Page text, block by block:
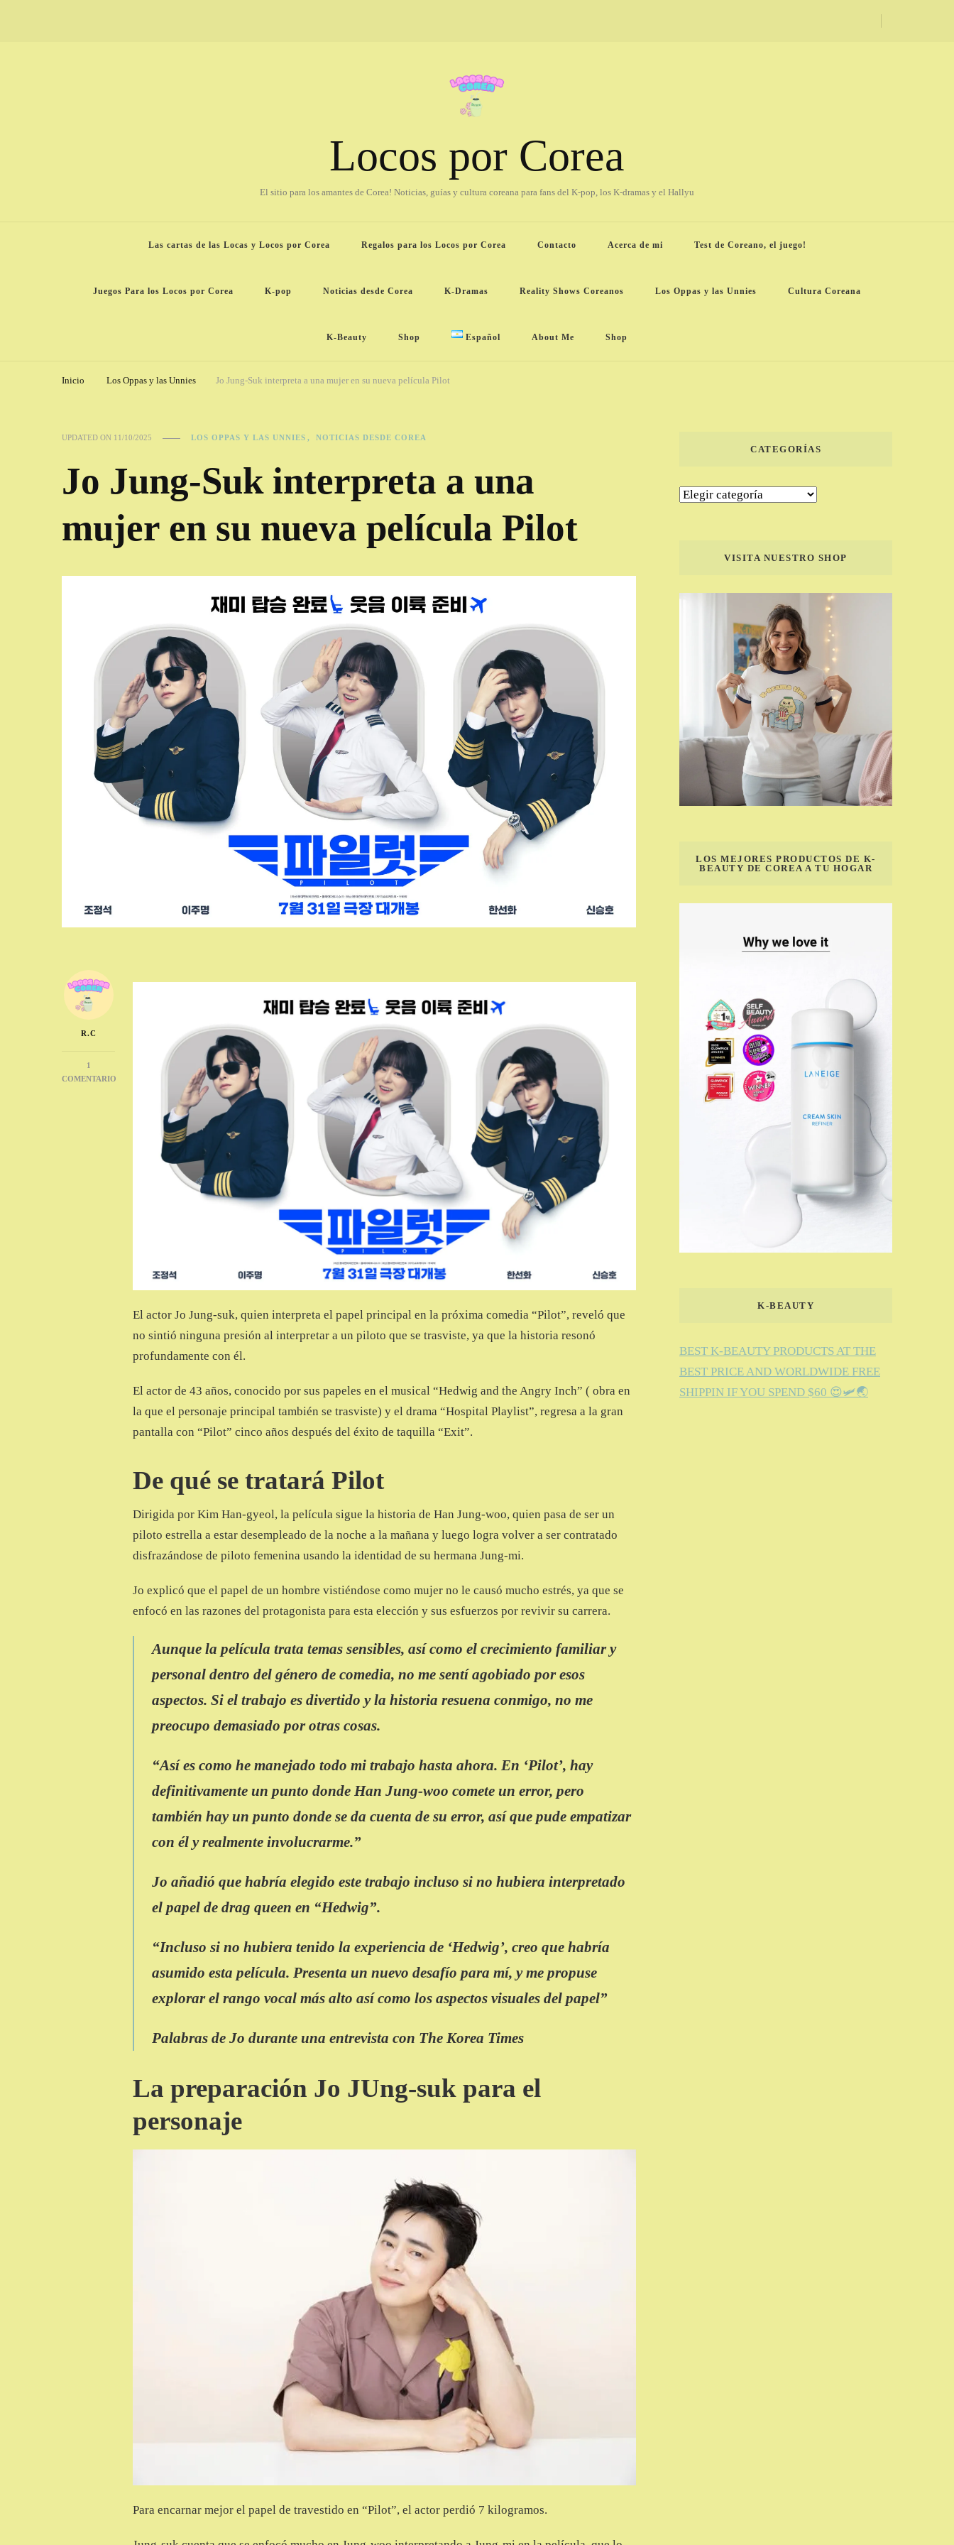
Locos por Corea
El sitio para los amantes de Corea! Noticias, guías y cultura coreana para fans del K-pop, los K-dramas y el Hallyu
Las cartas de las Locas y Locos por Corea Regalos para los Locos por Corea Contacto Acerca de mi Test de Coreano, el juego!
Juegos Para los Locos por Corea K-pop Noticias desde Corea K-Dramas Reality Shows Coreanos Los Oppas y las Unnies Cultura Coreana
K-Beauty Shop Español About Me Shop
Inicio Los Oppas y las Unnies Jo Jung-Suk interpreta a una mujer en su nueva película Pilot
UPDATED ON 11/10/2025 LOS OPPAS Y LAS UNNIES NOTICIAS DESDE COREA
Jo Jung-Suk interpreta a una
mujer en su nueva película Pilot
R.C
1
COMENTARIO
El actor Jo Jung-suk, quien interpreta el papel principal en la próxima comedia “Pilot”, reveló que
no sintió ninguna presión al interpretar a un piloto que se trasviste, ya que la historia resonó
profundamente con él.
El actor de 43 años, conocido por sus papeles en el musical “Hedwig and the Angry Inch” ( obra en
la que el personaje principal también se trasviste) y el drama “Hospital Playlist”, regresa a la gran
pantalla con “Pilot” cinco años después del éxito de taquilla “Exit”.
De qué se tratará Pilot
Dirigida por Kim Han-gyeol, la película sigue la historia de Han Jung-woo, quien pasa de ser un
piloto estrella a estar desempleado de la noche a la mañana y luego logra volver a ser contratado
disfrazándose de piloto femenina usando la identidad de su hermana Jung-mi.
Jo explicó que el papel de un hombre vistiéndose como mujer no le causó mucho estrés, ya que se
enfocó en las razones del protagonista para esta elección y sus esfuerzos por revivir su carrera.
Aunque la película trata temas sensibles, así como el crecimiento familiar y
personal dentro del género de comedia, no me sentí agobiado por esos
aspectos. Si el trabajo es divertido y la historia resuena conmigo, no me
preocupo demasiado por otras cosas.
“Así es como he manejado todo mi trabajo hasta ahora. En ‘Pilot’, hay
definitivamente un punto donde Han Jung-woo comete un error, pero
también hay un punto donde se da cuenta de su error, así que pude empatizar
con él y realmente involucrarme.”
Jo añadió que habría elegido este trabajo incluso si no hubiera interpretado
el papel de drag queen en “Hedwig”.
“Incluso si no hubiera tenido la experiencia de ‘Hedwig’, creo que habría
asumido esta película. Presenta un nuevo desafío para mí, y me propuse
explorar el rango vocal más alto así como los aspectos visuales del papel”
Palabras de Jo durante una entrevista con The Korea Times
La preparación Jo JUng-suk para el
personaje
Para encarnar mejor el papel de travestido en “Pilot”, el actor perdió 7 kilogramos.
CATEGORÍAS
Categorías
VISITA NUESTRO SHOP
LOS MEJORES PRODUCTOS DE K-
BEAUTY DE COREA A TU HOGAR
K-BEAUTY
BEST K-BEAUTY PRODUCTS AT THE
BEST PRICE AND WORLDWIDE FREE
SHIPPIN IF YOU SPEND $60 😍🛩️🌏